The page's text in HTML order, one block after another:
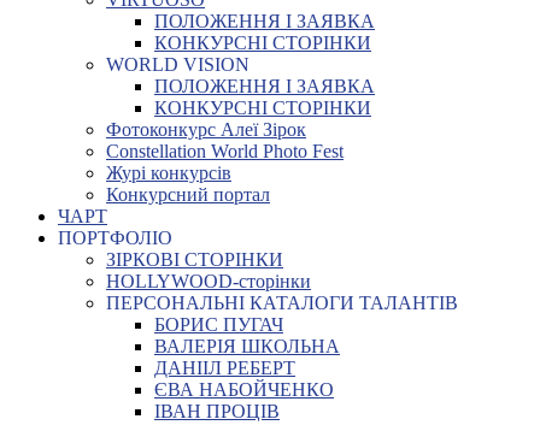
ПОЛОЖЕННЯ І ЗАЯВКА
КОНКУРСНІ СТОРІНКИ
WORLD VISION
ПОЛОЖЕННЯ І ЗАЯВКА
КОНКУРСНІ СТОРІНКИ
Фотоконкурс Алеї Зірок
Constellation World Photo Fest
Журі конкурсів
Конкурсний портал
ЧАРТ
ПОРТФОЛІО
ЗІРКОВІ СТОРІНКИ
HOLLYWOOD-сторінки
ПЕРСОНАЛЬНІ КАТАЛОГИ ТАЛАНТІВ
БОРИС ПУГАЧ
ВАЛЕРІЯ ШКОЛЬНА
ДАНІІЛ РЕБЕРТ
ЄВА НАБОЙЧЕНКО
ІВАН ПРОЦІВ